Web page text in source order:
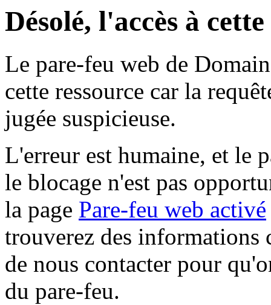
Désolé, l'accès à
Le pare-feu web de
cette ressource car la
jugée suspicieuse.
L'erreur est humaine, et le
le blocage n'est pas
la page Pare-feu web activé
trouverez des informations
de nous contacter pour
du pare-feu.